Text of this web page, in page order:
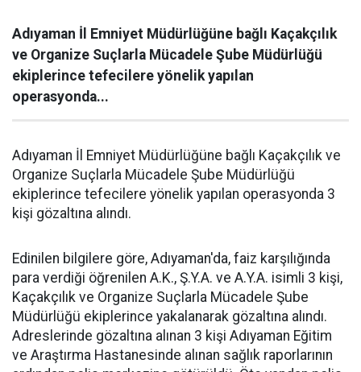
Adıyaman İl Emniyet Müdürlüğüne bağlı Kaçakçılık
ve Organize Suçlarla Mücadele Şube Müdürlüğü
ekiplerince tefecilere yönelik yapılan
operasyonda...
Adıyaman İl Emniyet Müdürlüğüne bağlı Kaçakçılık ve
Organize Suçlarla Mücadele Şube Müdürlüğü
ekiplerince tefecilere yönelik yapılan operasyonda 3
kişi gözaltına alındı.
Edinilen bilgilere göre, Adıyaman'da, faiz karşılığında
para verdiği öğrenilen A.K., Ş.Y.A. ve A.Y.A. isimli 3 kişi,
Kaçakçılık ve Organize Suçlarla Mücadele Şube
Müdürlüğü ekiplerince yakalanarak gözaltına alındı.
Adreslerinde gözaltına alınan 3 kişi Adıyaman Eğitim
ve Araştırma Hastanesinde alınan sağlık raporlarının